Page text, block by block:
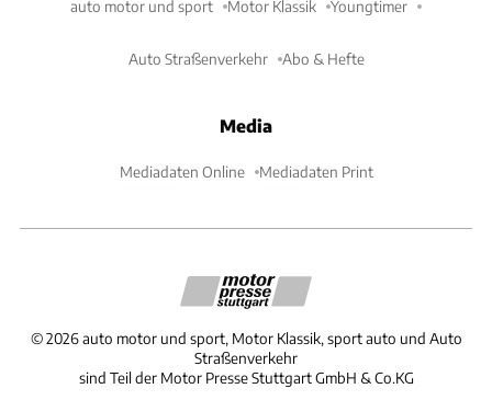
auto motor und sport Motor Klassik Youngtimer
Auto Straßenverkehr Abo & Hefte
Media
Mediadaten Online Mediadaten Print
©2026 auto motor und sport, Motor Klassik, sport auto und Auto
Straßenverkehr
sind Teil der Motor Presse Stuttgart GmbH & Co.KG